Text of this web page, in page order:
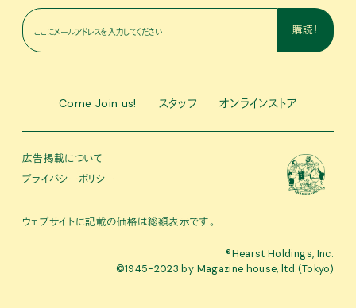
Come Join us! スタッフ オンラインストア
広告掲載について
プライバシーポリシー
ウェブサイトに記載の価格は総額表示です。
®︎Hearst Holdings, Inc.
©1945-2023 by Magazine house, ltd.(Tokyo)